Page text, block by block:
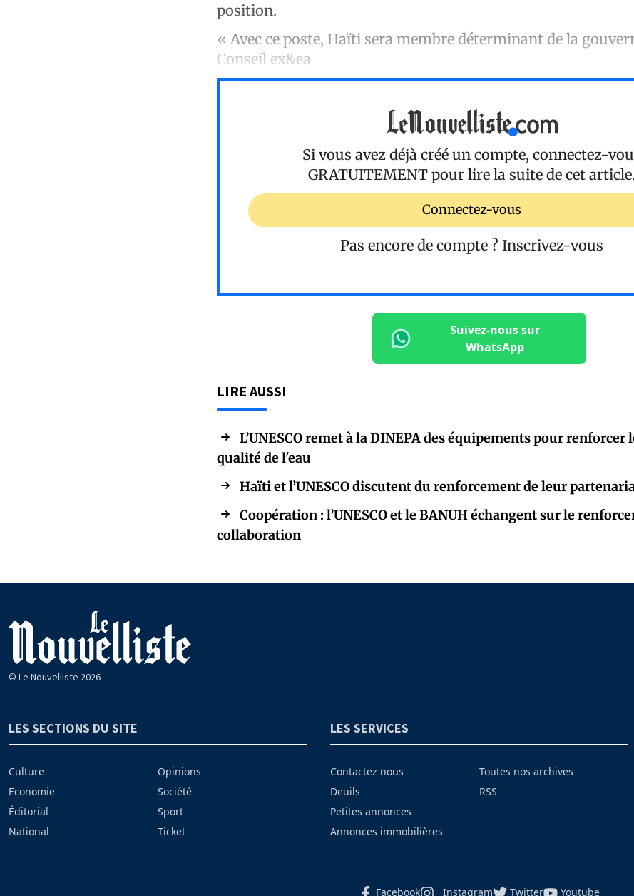
position.
« Avec ce poste, Haïti sera membre déterminant de la
Conseil ex&ea
Si vous avez déjà créé un compte, connectez-
GRATUITEMENT pour lire la suite de cet article.
Connectez-vous
Pas encore de compte ? Inscrivez-vous
Suivez-nous sur
WhatsApp
LIRE AUSSI
L’UNESCO remet à la DINEPA des équipements pour renforcer
qualité de l'eau
Haïti et l’UNESCO discutent du renforcement de leur
Coopération : l’UNESCO et le BANUH échangent sur le
collaboration
© Le Nouvelliste 2026
LES SECTIONS DU SITE
Culture
Economie
Éditorial
National
Opinions
Société
Sport
Ticket
LES SERVICES
Contactez nous
Deuils
Petites annonces
Annonces immobilières
Toutes nos archives
RSS
Facebook Instagram Twitter Youtube